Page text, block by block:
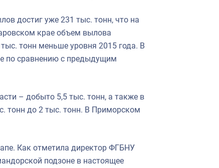
достиг уже 231 тыс. тонн, что на
крае объем вылова
тонн меньше уровня 2015 года. В
по сравнению с предыдущим
– добыто 5,5 тыс. тонн, а также в
тонн до 2 тыс. тонн. В Приморском
Как отметила директор ФГБНУ
подзоне в настоящее